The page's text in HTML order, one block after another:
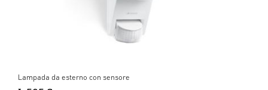
Lampada da esterno con sensore